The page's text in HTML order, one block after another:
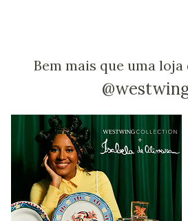
Bem mais que uma